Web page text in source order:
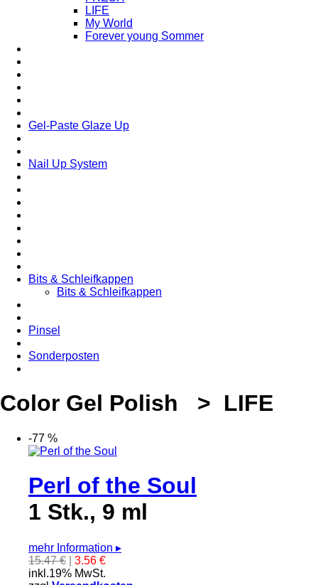
LIFE
My World
Forever young Sommer
Gel-Paste Glaze Up
Nail Up System
Bits & Schleifkappen
Bits & Schleifkappen
Pinsel
Sonderposten
Color Gel Polish > LIFE
-77 %
Perl of the Soul
1 Stk., 9 ml
mehr Information ▸
15.47 €
3.56 €
inkl.19% MwSt.